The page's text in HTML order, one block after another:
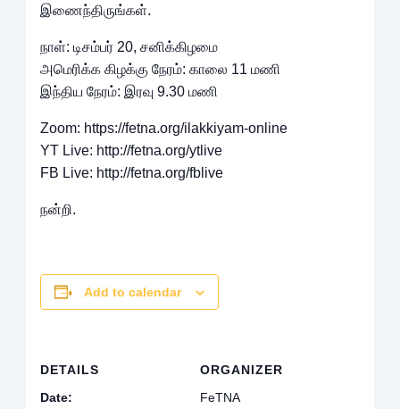
இணைந்திருங்கள்.
நாள்: டிசம்பர் 20, சனிக்கிழமை
அமெரிக்க கிழக்கு நேரம்: காலை 11 மணி
இந்திய நேரம்: இரவு 9.30 மணி
Zoom: https://fetna.org/ilakkiyam-online
YT Live: http://fetna.org/ytlive
FB Live: http://fetna.org/fblive
நன்றி.
Add to calendar
DETAILS
Date:
ORGANIZER
FeTNA